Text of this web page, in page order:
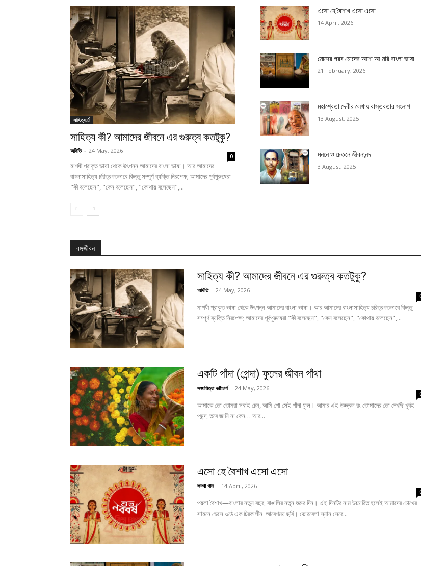
সাহিত্যচর্চা
সাহিত্য কী? আমাদের জীবনে এর গুরুত্ব কতটুকু?
অদিতি - 24 May, 2026
0
মাগধী প্রাকৃত ভাষা থেকে উৎপন্ন আমাদের বাংলা ভাষা। আর আমাদের
বাংলাসাহিত্য চরিত্রগতভাবে কিন্তু সম্পূর্ণ ব্যক্তি নিরপেক্ষ; আমাদের পূর্বপুরুষেরা
"কী বলেছেন", "কেন বলেছেন", "কোথায় বলেছেন",...
এসো হে বৈশাখ এসো এসো
14 April, 2026
মোদের গরব মোদের আশা আ মরি বাংলা ভাষা
21 February, 2026
মহাশ্বেতা দেবীর লেখায় বাস্তবতার সংলাপ
13 August, 2025
মননে ও চেতনে জীবনানন্দ
3 August, 2025
বঙ্গজীবন
সাহিত্য কী? আমাদের জীবনে এর গুরুত্ব কতটুকু?
অদিতি - 24 May, 2026
মাগধী প্রাকৃত ভাষা থেকে উৎপন্ন আমাদের বাংলা ভাষা। আর আমাদের বাংলাসাহিত্য চরিত্রগতভাবে কিন্তু
সম্পূর্ণ ব্যক্তি নিরপেক্ষ; আমাদের পূর্বপুরুষেরা "কী বলেছেন", "কেন বলেছেন", "কোথায় বলেছেন",...
একটি গাঁদা (গেন্দা) ফুলের জীবন গাঁথা
সঙ্ঘমিত্রা ভট্টাচার্য - 24 May, 2026
আমাকে তো তোমরা সবাই চেন, আমি গো সেই গাঁদা ফুল। আমার এই উজ্জ্বল রং তোমাদের তো দেখছি খুবই
পছন্দ, তবে জানি না কেন… আর...
এসো হে বৈশাখ এসো এসো
শম্পা পাল - 14 April, 2026
পয়লা বৈশাখ—বাংলার নতুন বছর, বাঙালির নতুন শুরুর দিন। এই দিনটির নাম উচ্চারিত হলেই আমাদের চোখের
সামনে ভেসে ওঠে এক চিরকালীন আবেগময় ছবি। ভোরবেলা স্নান সেরে...